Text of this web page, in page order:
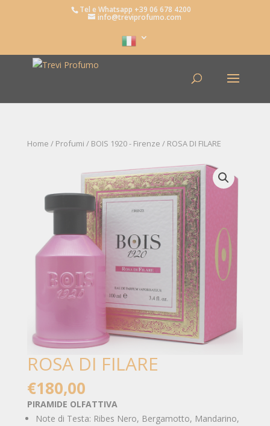
Tel e Whatsapp +39 06 678 4200
info@treviprofumo.com
Home / Profumi / BOIS 1920 - Firenze / ROSA DI FILARE
ROSA DI FILARE
€180,00
PIRAMIDE OLFATTIVA
Note di Testa: Ribes Nero, Bergamotto, Mandarino,